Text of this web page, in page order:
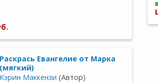
Раскрась Евангелие от Марка
(мягкий)
Кэрин Маккензи (Автор)